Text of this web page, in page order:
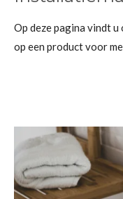
Op deze pagina vindt
op een product voor